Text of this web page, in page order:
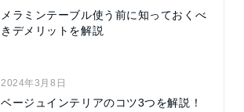
メラミンテーブル使う前に知っておくべ
きデメリットを解説
2024年3月8日
ベージュインテリアのコツ3つを解説！